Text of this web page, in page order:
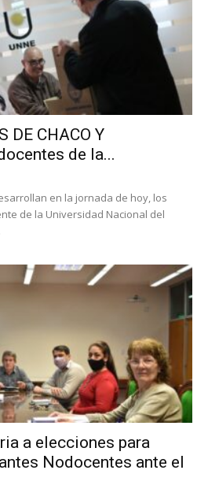
DE CHACO Y
de la...
en la jornada de hoy, los
de la Universidad Nacional del
a elecciones para
Nodocentes ante el